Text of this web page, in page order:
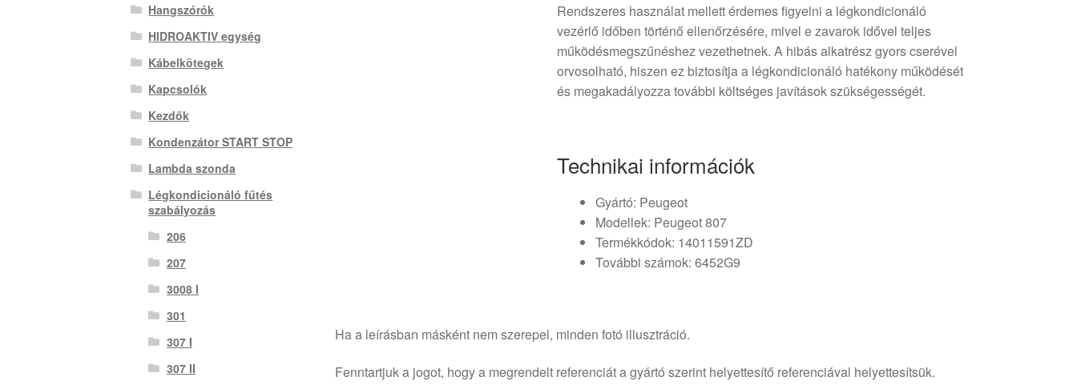
Rendszeres használat mellett érdemes figyelni a légkondicionáló
vezérlő időben történő ellenőrzésére, mivel e zavarok idővel teljes
működésmegszűnéshez vezethetnek. A hibás alkatrész gyors cserével
orvosolható, hiszen ez biztosítja a légkondicionáló hatékony működését
és megakadályozza további költséges javítások szükségességét.
Technikai információk
Gyártó: Peugeot
Modellek: Peugeot 807
Termékkódok: 14011591ZD
További számok: 6452G9
Ha a leírásban másként nem szerepel, minden fotó illusztráció.
Fenntartjuk a jogot, hogy a megrendelt referenciát a gyártó szerint helyettesítő referenciával helyettesítsük.
Hangszórók
HIDROAKTIV egység
Kábelkötegek
Kapcsolók
Kezdők
Kondenzátor START STOP
Lambda szonda
Légkondicionáló fűtés
szabályozás
206
207
3008 I
301
307 I
307 II